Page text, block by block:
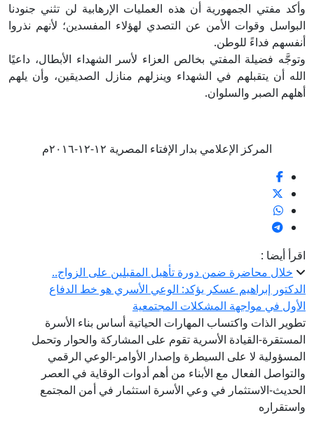
مفتي الجمهورية أن هذه العمليات الإرهابية لن تثني جنودنا
وقوات الأمن عن التصدي لهؤلاء المفسدين؛ لأنهم نذروا
فداءً للوطن.
فضيلة المفتي بخالص العزاء لأسر الشهداء الأبطال، داعيًا
أن يتقبلهم في الشهداء وينزلهم منازل الصديقين، وأن يلهم
الصبر والسلوان.
المركز الإعلامي بدار الإفتاء المصرية ١٢-١٢-٢٠١٦م
أيضا :
خلال محاضرة ضمن دورة تأهيل المقبلين على الزواج..
إبراهيم عسكر يؤكد: الوعي الأسري هو خط الدفاع
في مواجهة المشكلات المجتمعية
الذات واكتساب المهارات الحياتية أساس بناء الأسرة
القيادة الأسرية تقوم على المشاركة والحوار وتحمل
لا على السيطرة وإصدار الأوامر-الوعي الرقمي
الفعال مع الأبناء من أهم أدوات الوقاية في العصر
الاستثمار في وعي الأسرة استثمار في أمن المجتمع